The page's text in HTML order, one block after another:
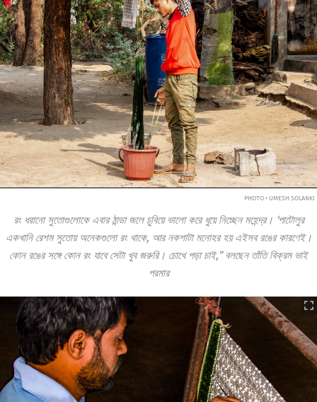
PHOTO • UMESH SOLANKI
রং ধরানো সুতোগুলোকে এবার ঠান্ডা জলে চুবিয়ে ভালো করে ধুয়ে নিচ্ছেন মহেন্দ্র। ‘পাটোলুর
একখানি রেশম সুতোয় অনেকগুলো রং থাকে, আর নকশাটা মনোহর হয় এইসব রঙের কারণেই।
কোন রঙের সঙ্গে কোন রং যাবে সেটা খুব জরুরি। চোখে পড়া চাই,” বলছেন তাঁতি বিক্রম ভাই
পরমার